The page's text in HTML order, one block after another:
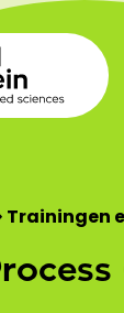
Trainingen